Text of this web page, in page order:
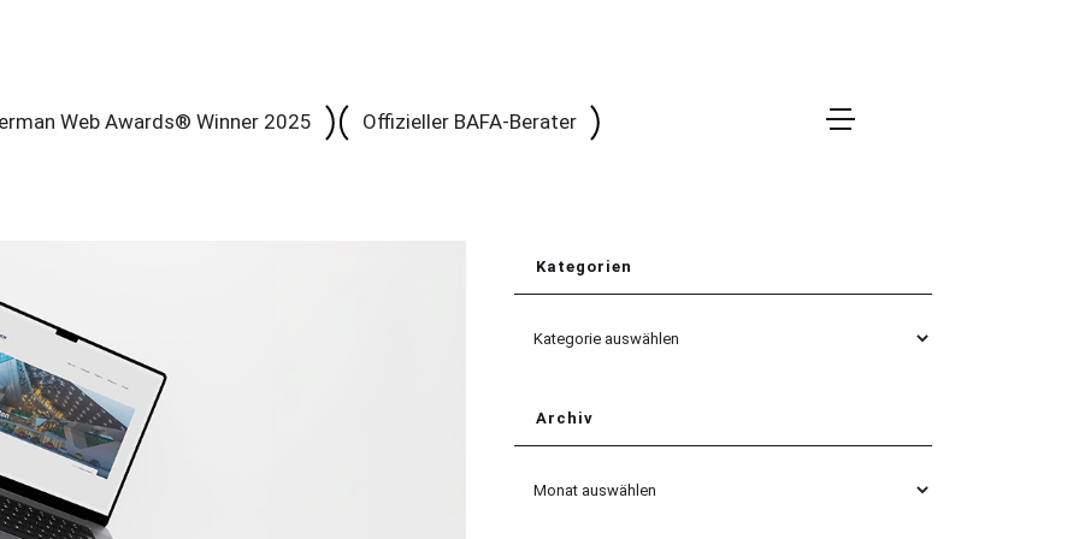
Web Awards® Winner 2025 Offizieller BAFA-Berater
Kategorien
Kategorien
Archiv
Archiv